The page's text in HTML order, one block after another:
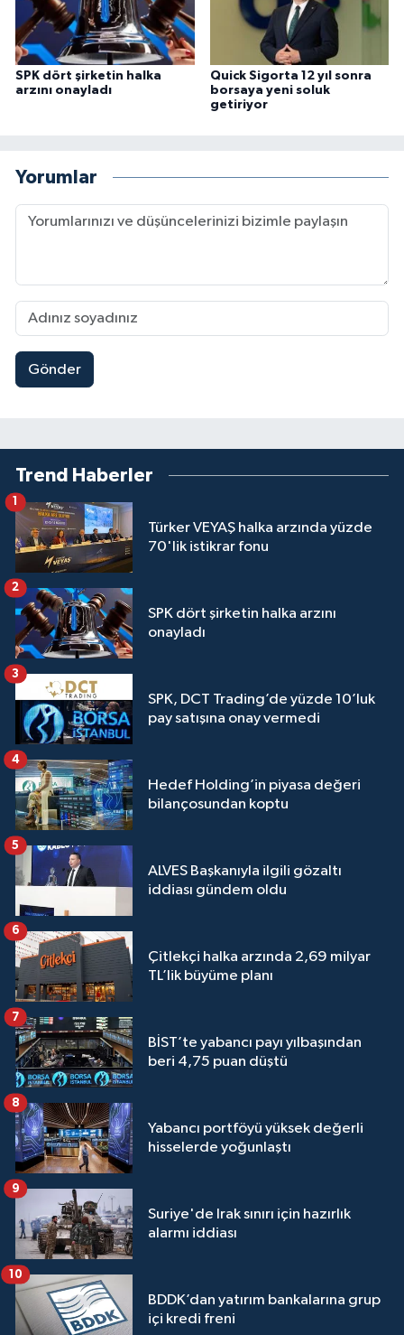
SPK dört şirketin halka
arzını onayladı
Quick Sigorta 12 yıl sonra
borsaya yeni soluk
getiriyor
Yorumlar
Gönder
Trend Haberler
Türker VEYAŞ halka arzında yüzde
70'lik istikrar fonu
SPK dört şirketin halka arzını
onayladı
2
SPK, DCT Trading’de yüzde 10’luk
pay satışına onay vermedi
3
Hedef Holding’in piyasa değeri
bilançosundan koptu
4
ALVES Başkanıyla ilgili gözaltı
iddiası gündem oldu
5
Çitlekçi halka arzında 2,69 milyar
TL’lik büyüme planı
6
BİST’te yabancı payı yılbaşından
beri 4,75 puan düştü
7
Yabancı portföyü yüksek değerli
hisselerde yoğunlaştı
8
Suriye'de Irak sınırı için hazırlık
alarmı iddiası
9
BDDK’dan yatırım bankalarına grup
içi kredi freni
10